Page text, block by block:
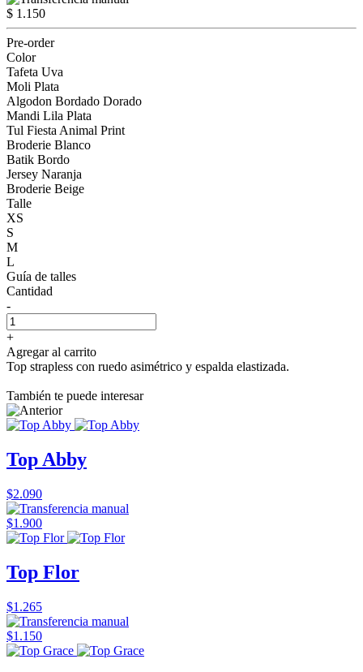
$ 1.150
Pre-order
Color
Tafeta Uva
Moli Plata
Algodon Bordado Dorado
Mandi Lila Plata
Tul Fiesta Animal Print
Broderie Blanco
Batik Bordo
Jersey Naranja
Broderie Beige
Talle
XS
S
M
L
Guía de talles
Cantidad
-
+
Agregar al carrito
Top strapless con ruedo asimétrico y espalda elastizada.
También te puede interesar
Top Abby
$2.090
$1.900
Top Flor
$1.265
$1.150